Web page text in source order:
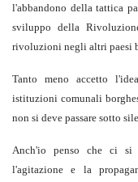
l'abbandono della tattica
sviluppo della
rivoluzioni negli altri paesi
Tanto meno accetto
istituzioni comunali
non si deve passare sotto
Anch'io penso che ci si
l'agitazione e la